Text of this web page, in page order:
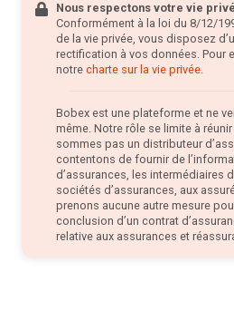
Nous respectons votre vie
Conformément à la loi du 8/12/
de la vie privée, vous disposez
rectification à vos données. Pour
notre charte sur la vie privée.
Bobex est une plateforme et ne
même. Notre rôle se limite à
sommes pas un distributeur
contentons de fournir de
d’assurances, les intermédiaires
sociétés d’assurances, aux
prenons aucune autre mesure
conclusion d’un contrat
relative aux assurances et